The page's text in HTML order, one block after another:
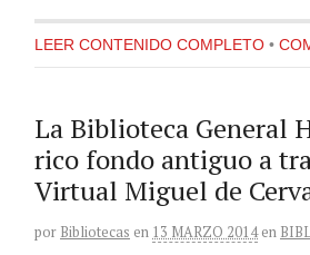
LEER CONTENIDO COMPLETO •
La Biblioteca General
rico fondo antiguo a
Virtual Miguel de
por Bibliotecas en 13 MARZO 2014 en